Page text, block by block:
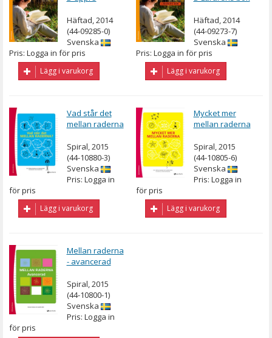
Häftad, 2014
(44-09285-0)
Svenska
Pris: Logga in för pris
Lägg i varukorg
Häftad, 2014
(44-09273-7)
Svenska
Pris: Logga in för pris
Lägg i varukorg
Vad står det
mellan raderna
Spiral, 2015
(44-10880-3)
Svenska
Pris: Logga in
för pris
Lägg i varukorg
Mycket mer
mellan raderna
Spiral, 2015
(44-10805-6)
Svenska
Pris: Logga in
för pris
Lägg i varukorg
Mellan raderna
- avancerad
Spiral, 2015
(44-10800-1)
Svenska
Pris: Logga in
för pris